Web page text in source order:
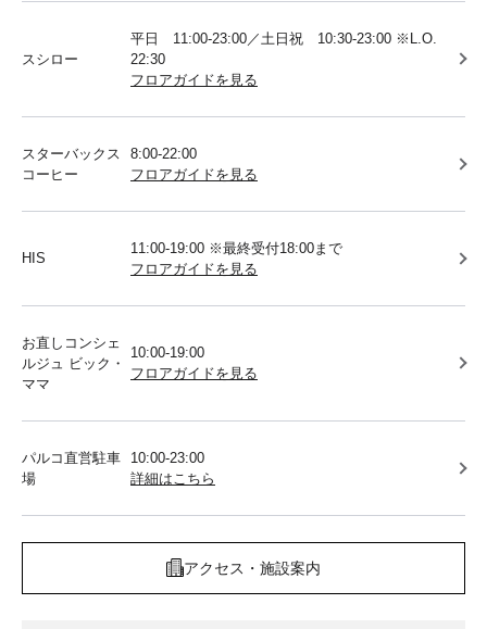
スシロー
平日 11:00-23:00／土日祝 10:30-23:00 ※L.O.
22:30
フロアガイドを見る
スターバックス
コーヒー
8:00-22:00
フロアガイドを見る
HIS
11:00-19:00 ※最終受付18:00まで
フロアガイドを見る
お直しコンシェ
ルジュ ビック・
ママ
10:00-19:00
フロアガイドを見る
パルコ直営駐車
場
10:00-23:00
詳細はこちら
アクセス・施設案内